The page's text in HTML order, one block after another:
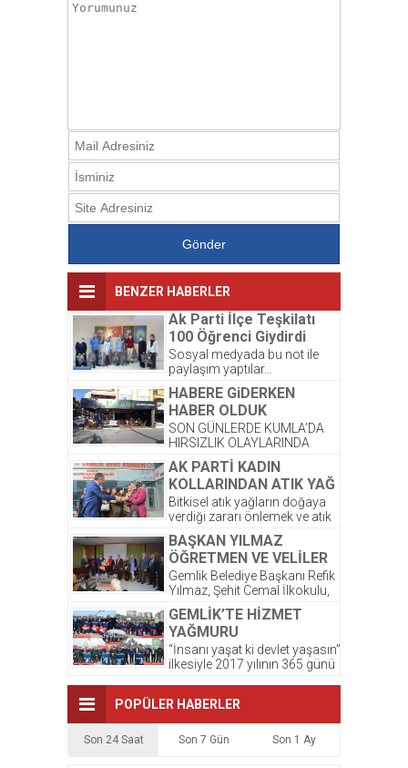
BENZER HABERLER
Ak Parti İlçe Teşkilatı
100 Öğrenci Giydirdi
Sosyal medyada bu not ile
paylaşım yaptılar…
çok yakıştı. ☺️ Bayram
sonrası,...
HABERE GiDERKEN
HABER OLDUK
SON GÜNLERDE KUMLA’DA
HIRSIZLIK OLAYLARINDA
ARTIŞ OLDUĞU GÖZLENDİ.
ŞİRKETİMİZ PALMİYE
DONDURMALARI’ NA AIT
OLAN DEPODA ONCEKI
AKŞAM...
AK PARTİ KADIN
KOLLARINDAN ATIK YAĞ
PROJESİNE DESTEK
Bitkisel atık yağların doğaya
verdiği zararı önlemek ve atık
kaynaklanacak kirlilikten
korunması amacıyla...
BAŞKAN YILMAZ
ÖĞRETMEN VE VELİLER
İLE BİR ARAYA GELDİ
Gemlik Belediye Başkanı Refik
Yılmaz, Şehit Cemal İlkokulu,
Okul Aile Birliğinin düzenlemiş
olduğu kahvaltı programına...
GEMLİK’TE HİZMET
YAĞMURU
“İnsanı yaşat ki devlet yaşasın”
ilkesiyle 2017 yılının 365 günü
POPÜLER HABERLER
Son 24 Saat Son 7 Gün Son 1 Ay